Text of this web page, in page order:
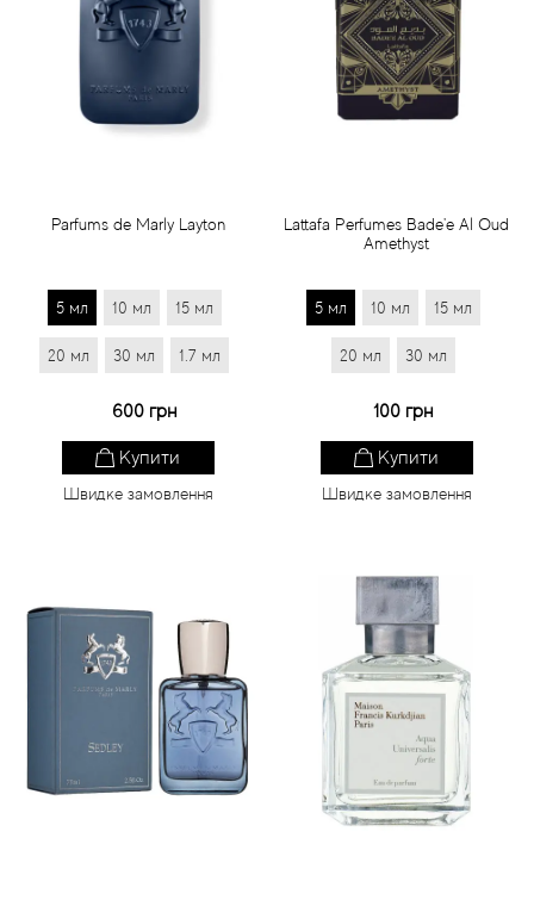
Parfums de Marly Layton
5 мл 10 мл 15 мл
20 мл 30 мл 1.7 мл
600 грн
Купити
Швидке замовлення
Lattafa Perfumes Bade'e Al Oud
Amethyst
5 мл 10 мл 15 мл
20 мл 30 мл
100 грн
Купити
Швидке замовлення